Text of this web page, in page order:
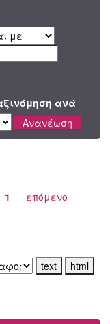
ανά
1 επόμενο